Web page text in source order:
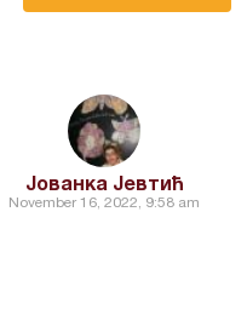
Јованка Јевтић
November 16, 2022, 9:58 am